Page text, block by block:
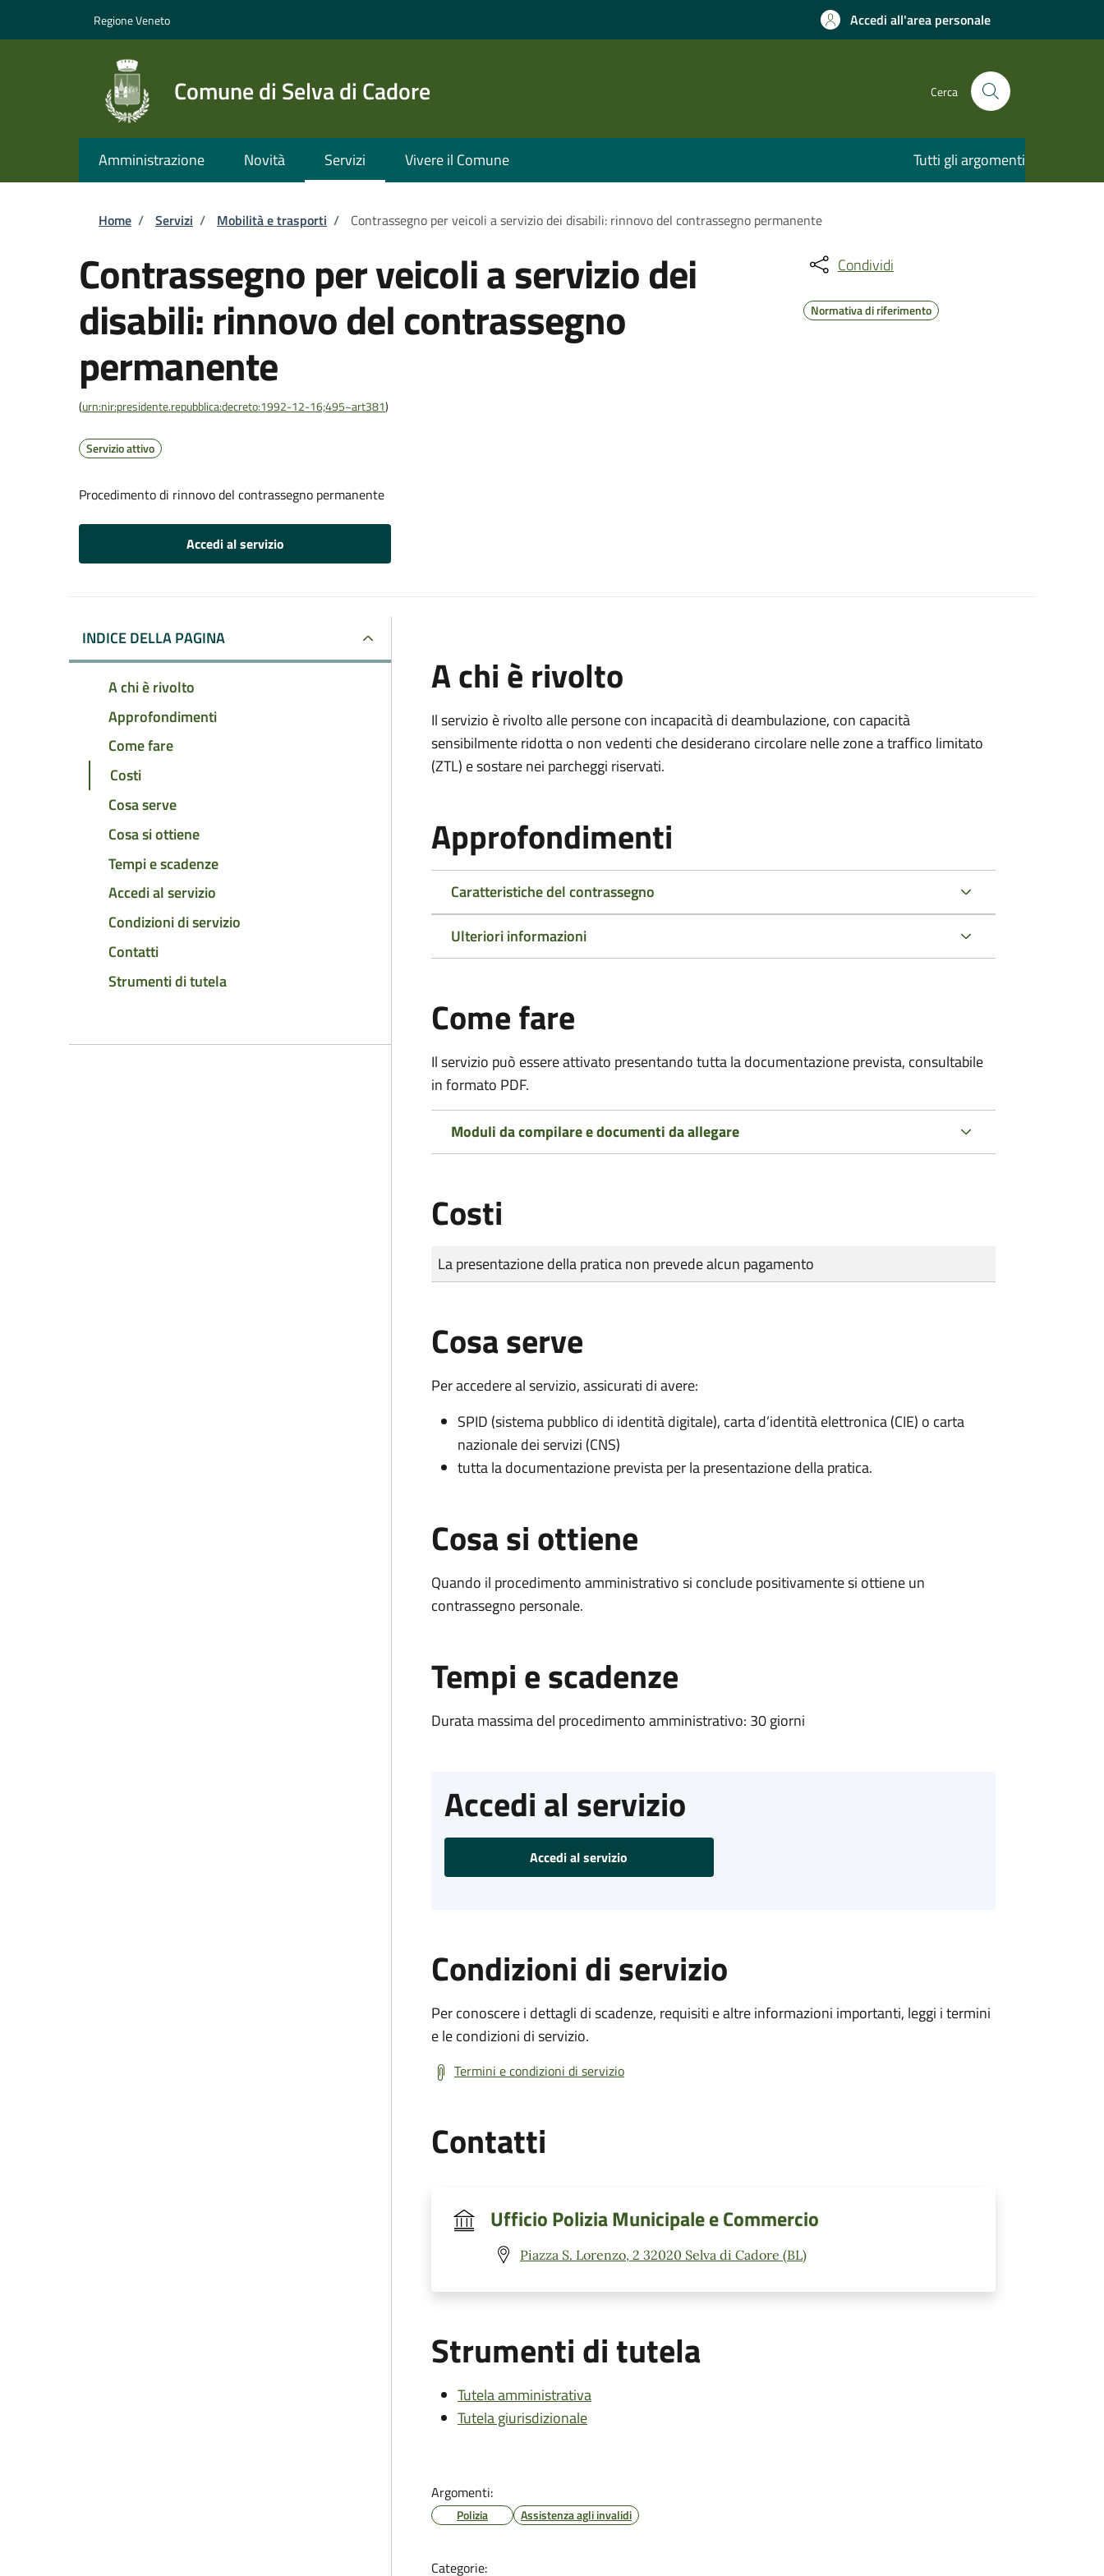
Regione Veneto Accedi all'area personale
Comune di Selva di Cadore Cerca
Amministrazione Novità Servizi Vivere il Comune Tutti gli argomenti
Briciole di pane
Home / Servizi / Mobilità e trasporti / Contrassegno per veicoli a servizio dei disabili: rinnovo del contrassegno permanente
Contrassegno per veicoli a servizio dei
disabili: rinnovo del contrassegno
permanente
(urn:nir:presidente.repubblica:decreto:1992-12-16;495~art381)
Servizio attivo
Procedimento di rinnovo del contrassegno permanente
Accedi al servizio
Condividi
Normativa di riferimento
INDICE DELLA PAGINA
A chi è rivolto
Approfondimenti
Come fare
Costi
Cosa serve
Cosa si ottiene
Tempi e scadenze
Accedi al servizio
Condizioni di servizio
Contatti
Strumenti di tutela
A chi è rivolto
Il servizio è rivolto alle persone con incapacità di deambulazione, con capacità
sensibilmente ridotta o non vedenti che desiderano circolare nelle zone a traffico limitato
(ZTL) e sostare nei parcheggi riservati.
Approfondimenti
Caratteristiche del contrassegno
Ulteriori informazioni
Come fare
Il servizio può essere attivato presentando tutta la documentazione prevista, consultabile
in formato PDF.
Moduli da compilare e documenti da allegare
Costi
Tipo di pagamento
Importo
La presentazione della pratica non prevede alcun pagamento
Cosa serve
Per accedere al servizio, assicurati di avere:
SPID (sistema pubblico di identità digitale), carta d’identità elettronica (CIE) o carta
nazionale dei servizi (CNS)
tutta la documentazione prevista per la presentazione della pratica.
Cosa si ottiene
Quando il procedimento amministrativo si conclude positivamente si ottiene un
contrassegno personale.
Tempi e scadenze
Durata massima del procedimento amministrativo: 30 giorni
Accedi al servizio
Accedi al servizio
Condizioni di servizio
Per conoscere i dettagli di scadenze, requisiti e altre informazioni importanti, leggi i termini
e le condizioni di servizio.
Termini e condizioni di servizio
Contatti
Ufficio Polizia Municipale e Commercio
Piazza S. Lorenzo, 2 32020 Selva di Cadore (BL)
Strumenti di tutela
Tutela amministrativa
Tutela giurisdizionale
Argomenti:
Polizia Assistenza agli invalidi
Categorie: